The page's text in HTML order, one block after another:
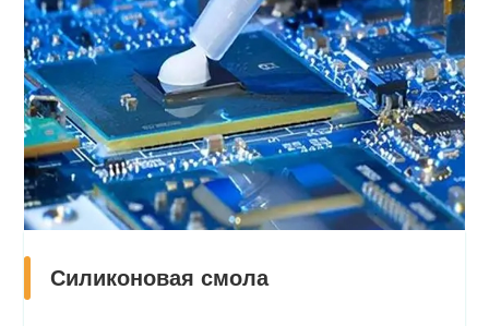
Силиконовая смола